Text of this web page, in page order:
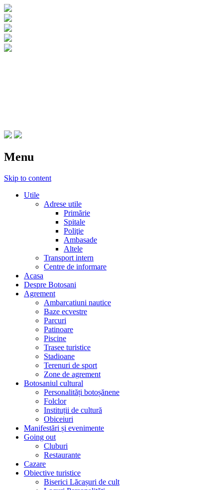
Menu
Skip to content
Utile
Adrese utile
Primărie
Spitale
Poliţie
Ambasade
Altele
Transport intern
Centre de informare
Acasa
Despre Botosani
Agrement
Ambarcatiuni nautice
Baze ecvestre
Parcuri
Patinoare
Piscine
Trasee turistice
Stadioane
Terenuri de sport
Zone de agrement
Botosaniul cultural
Personalități botoșănene
Folclor
Instituții de cultură
Obiceiuri
Manifestări și evenimente
Going out
Cluburi
Restaurante
Cazare
Obiective turistice
Biserici Lăcașuri de cult